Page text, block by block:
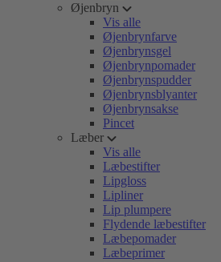
Øjenbryn
Vis alle
Øjenbrynfarve
Øjenbrynsgel
Øjenbrynpomader
Øjenbrynspudder
Øjenbrynsblyanter
Øjenbrynsakse
Pincet
Læber
Vis alle
Læbestifter
Lipgloss
Lipliner
Lip plumpere
Flydende læbestifter
Læbepomader
Læbeprimer